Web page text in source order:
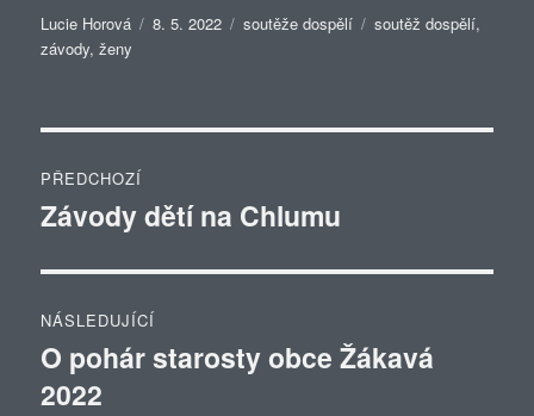
Autor:
Lucie Horová Publikováno:
8. 5. 2022 Rubriky:
soutěže dospělí Štítky:
soutěž dospělí,
závody,ženy
pro
PŘEDCHOZÍ
Předchozí
Závody dětí na Chlumu
NÁSLEDUJÍCÍ
Následující
příspěvek:
O pohár starosty obce Žákavá
2022